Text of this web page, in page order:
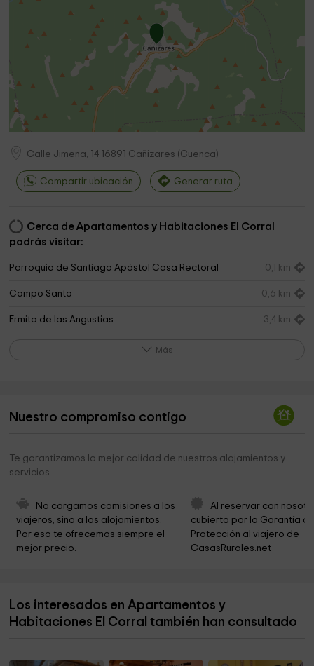
Calle Jimena, 14 16891 Cañizares (Cuenca)
Compartir ubicación Generar ruta
Cerca de Apartamentos y Habitaciones El Corral
podrás visitar:
Parroquia de Santiago Apóstol Casa Rectoral 0,1 km
Campo Santo 0,6 km
Ermita de las Angustias 3,4 km
Museo Etnologico De Los Gancheros Y La Madera
Cementerio 8,1 km
Parroquia de San Millán
Ayuntamiento de Cañamares
Via Ferrata Estrecho De Priego
Convento de San Miguel de las Victorias 11,1 km
Parroquia De La Asunción De Nuestra Señora
Más
Nuestro compromiso contigo
Te garantizamos la mejor calidad de nuestros alojamientos y
servicios
No cargamos comisiones a los
viajeros, sino a los alojamientos.
Por eso te ofrecemos siempre el
mejor precio.
Al reservar con
cubierto por la Garantía
Protección al viajero de
CasasRurales.net
Los interesados en Apartamentos y
Habitaciones El Corral también han consultado